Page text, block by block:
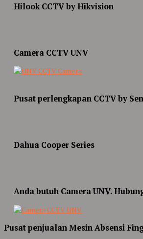
Hilook CCTV by Hikvision
Camera CCTV UNV
Pusat perlengkapan CCTV by
Dahua Cooper Series
Anda butuh Camera UNV.
Pusat penjualan Mesin Absensi